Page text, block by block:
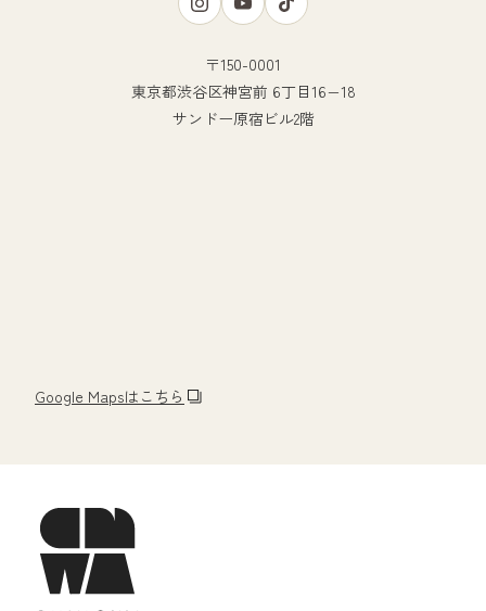
Google Mapsはこちら
〒150-0001
東京都渋谷区神宮前 6丁目16−18
サンドー原宿ビル2階